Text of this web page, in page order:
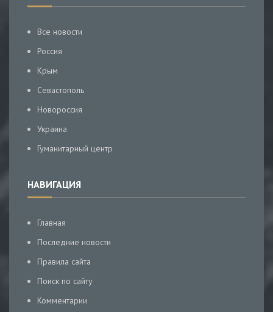
Все новости
Россия
Крым
Севастополь
Новороссия
Украина
Гуманитарный центр
НАВИГАЦИЯ
Главная
Последние новости
Правила сайта
Поиск по сайту
Комментарии